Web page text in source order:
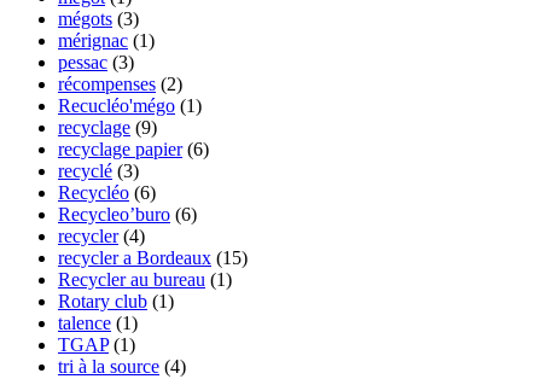
mégots (3)
mérignac (1)
pessac (3)
récompenses (2)
Recucléo'mégo (1)
recyclage (9)
recyclage papier(6)
recyclé (3)
Recycléo (6)
Recycleo’buro (6)
recycler(4)
recycler a Bordeaux (15)
Recycler au bureau (1)
Rotary club (1)
talence (1)
TGAP(1)
tri à la source (4)